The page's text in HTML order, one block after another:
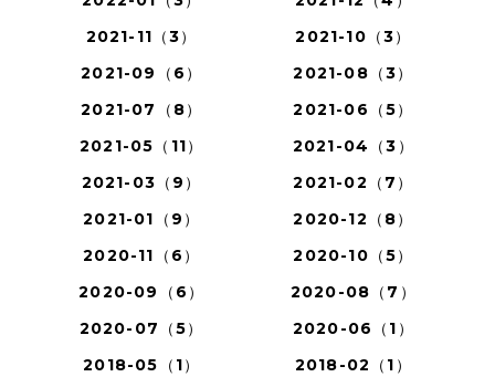
2021-11（3）
2021-10（3）
2021-09（6）
2021-08（3）
2021-07（8）
2021-06（5）
2021-05（11）
2021-04（3）
2021-03（9）
2021-02（7）
2021-01（9）
2020-12（8）
2020-11（6）
2020-10（5）
2020-09（6）
2020-08（7）
2020-07（5）
2020-06（1）
2018-05（1）
2018-02（1）